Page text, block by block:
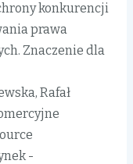
konkurencji
prawa
Znaczenie dla
Rafał
-